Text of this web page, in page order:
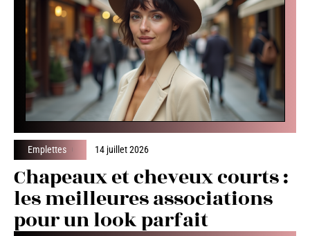
Emplettes 14 juillet 2026
Chapeaux et cheveux courts :
les meilleures associations
pour un look parfait